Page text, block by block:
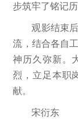
步筑牢了铭记
观影结束
流，结合各自
神历久弥新。
烈，立足本职
献。
宋衍东